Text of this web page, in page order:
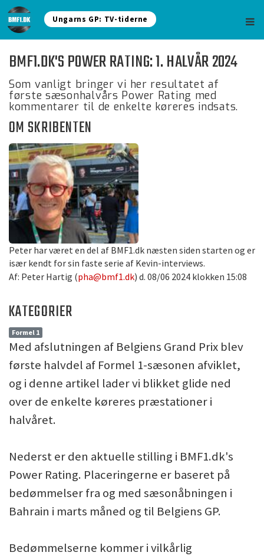
Ungarns GP: TV-tiderne
BMF1.DK'S POWER RATING: 1. HALVÅR 2024
Som vanligt bringer vi her resultatet af
første sæsonhalvårs Power Rating med
kommentarer til de enkelte køreres indsats.
OM SKRIBENTEN
Peter har været en del af BMF1.dk næsten siden starten og er
især kendt for sin faste serie af Kevin-interviews.
Af: Peter Hartig (pha@bmf1.dk) d. 08/06 2024 klokken 15:08
KATEGORIER
Formel 1
Med afslutningen af Belgiens Grand Prix blev
første halvdel af Formel 1-sæsonen afviklet,
og i denne artikel lader vi blikket glide ned
over de enkelte køreres præstationer i
halvåret.
Nederst er den aktuelle stilling i BMF1.dk's
Power Rating. Placeringerne er baseret på
bedømmelser fra og med sæsonåbningen i
Bahrain i marts måned og til Belgiens GP.
Bedømmelserne kommer i vilkårlig